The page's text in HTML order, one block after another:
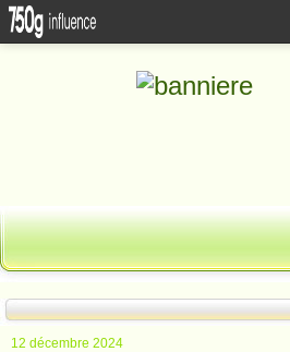
12 décembre 2024